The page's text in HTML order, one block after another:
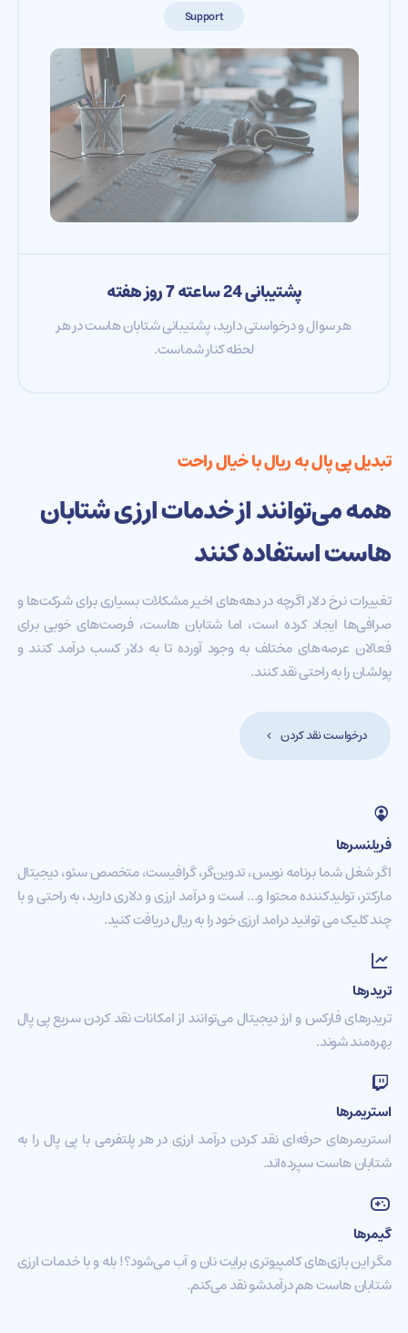
Support
پشتیبانی 24 ساعته 7 روز هفته
هر سوال و درخواستی دارید، پشتیبانی شتابان هاست در هر
لحظه کنار شماست.
تبدیل پی‌ پال به ریال با خیال راحت
همه می‌توانند از خدمات ارزی شتابان
هاست استفاده کنند
تغییرات نرخ دلار اگرچه در دهه‌های اخیر مشکلات بسیاری برای شرکت‌ها و
صرافی‌ها ایجاد کرده است، اما شتابان هاست، فرصت‌های خوبی برای
فعالان عرصه‌های مختلف به وجود آورده تا به دلار کسب درآمد کنند و
پولشان را به راحتی نقد کنند.
درخواست نقد کردن
فریلنسرها
اگر شغل شما برنامه نویس، تدوین‌گر، گرافیست، متخصص سئو، دیجیتال
مارکتر، تولیدکننده محتوا و... است و درآمد ارزی و دلاری دارید، به راحتی و با
چند کلیک می توانید درامد ارزی خود را به ریال دریافت کنید.
تریدرها
تریدرهای فارکس و ارز دیجیتال می‌توانند از امکانات نقد کردن سریع پی پال
بهره‌مند شوند.
استریمرها
استریمرهای حرفه‌ای نقد کردن درآمد ارزی در هر پلتفرمی با پی پال را به
شتابان هاست سپرده‌اند.
گیمرها
مگر این بازی‌های کامپیوتری برایت نان و آب می‌شود؟! بله و با خدمات ارزی
شتابان هاست هم درآمدشو نقد می‌کنم.